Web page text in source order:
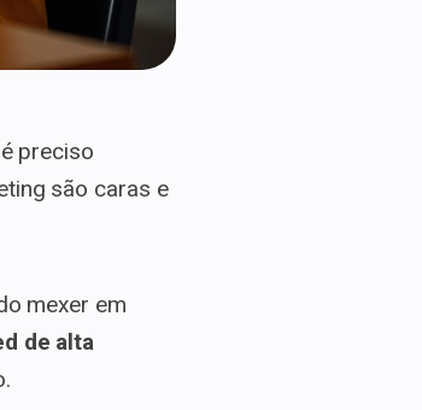
preciso
são caras e
mexer em
de alta